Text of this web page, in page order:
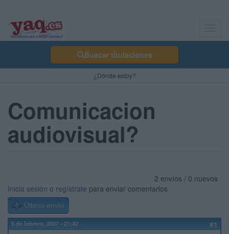
Buscar titulaciones
¿Dónde estoy?
Comunicacion
audiovisual?
2 envíos / 0 nuevos
Inicia sesión o regístrate para enviar comentarios
Último envío
5 de febrero, 2007 - 21:42 #1